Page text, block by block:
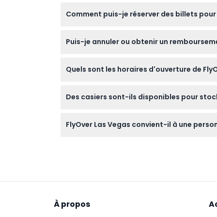
pas recommandée en cas de mal des
Comment puis-je réserver des billets pour
votre heure préférée.
Puis-je annuler ou obtenir un
Quels sont les horaires d'ouverture de
veuillez confirmer au moment de la
Des casiers sont-ils disponibles pour
pendant que vous profitez de la balade.
FlyOver Las Vegas convient-il à une
À propos